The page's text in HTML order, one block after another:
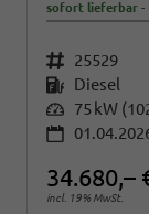
sofort lieferbar
Fahrzeugnr. 25529
Kraftstoff Diesel
Leistung 75 kW
34.680,–
incl. 19% MwSt.